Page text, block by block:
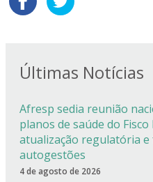
Últimas Notícias
Afresp sedia reunião
planos de saúde do
atualização regulatória
autogestões
4 de agosto de 2026